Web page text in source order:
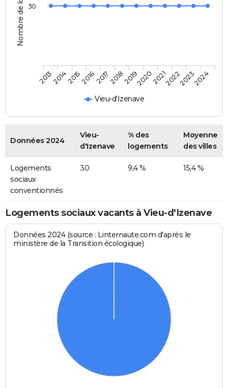
Vieu-d'Izenave
201320142015201620172018201920202021202220232024
30
Données 2024
Vieu-
d'Izenave
% des
logements
Moyenne
des villes
Logements
sociaux
conventionnés
30 9,4 % 15,4 %
Logements sociaux vacants à Vieu-d'Izenave
Données 2024 (source : Linternaute.com d'après le
ministère de la Transition écologique)